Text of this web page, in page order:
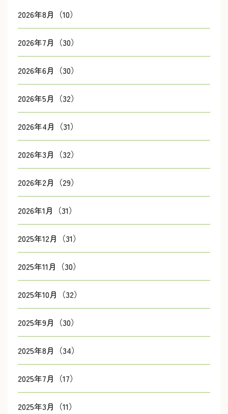
2026年8月（10）
2026年7月（30）
2026年6月（30）
2026年5月（32）
2026年4月（31）
2026年3月（32）
2026年2月（29）
2026年1月（31）
2025年12月（31）
2025年11月（30）
2025年10月（32）
2025年9月（30）
2025年8月（34）
2025年7月（17）
2025年3月（11）